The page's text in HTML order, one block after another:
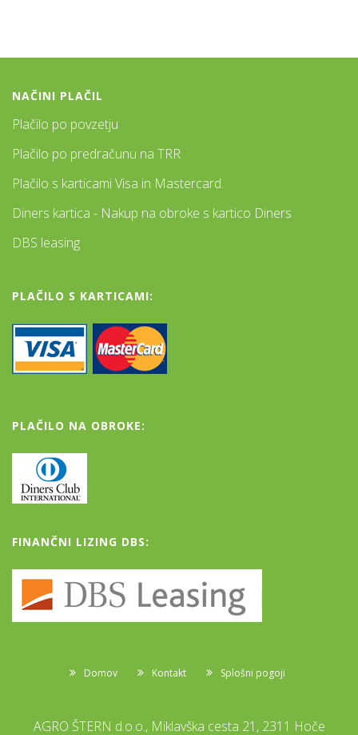
NAČINI PLAČIL
Plačilo po povzetju
Plačilo po predračunu na TRR
Plačilo s karticami Visa in Mastercard.
Diners kartica - Nakup na obroke s kartico Diners
DBS leasing
PLAČILO S KARTICAMI:
PLAČILO NA OBROKE:
FINANČNI LIZING DBS:
Domov Kontakt Splošni pogoji
AGRO ŠTERN d.o.o., Miklavška cesta 21, 2311 Hoče